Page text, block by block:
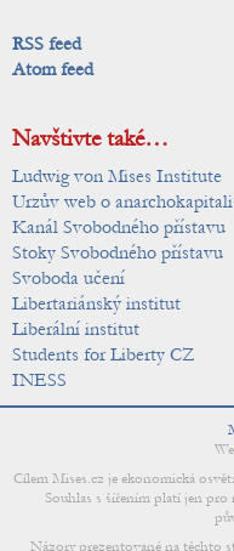
RSS feed
Atom feed
Navštivte také…
Ludwig von Mises Institute
Urzův web o
Kanál Svobodného přístavu
Stoky Svobodného přístavu
Svoboda učení
Libertariánský institut
Liberální institut
Students for Liberty CZ
INESS
Cílem Mises.cz je ekonomická
Souhlas s šířením platí jen pro
Názory prezentované na těchto